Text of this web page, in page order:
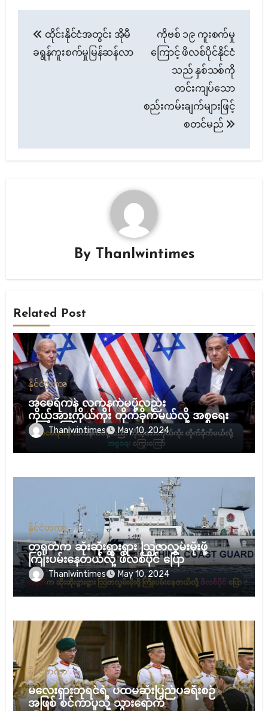
navigation
ထိုင်းနိုင်ငံအတွင်း အိုမီ
ခရွန်ကူးစက်မှုမြန်ဆန်လာ
ကိုဗစ် ၁၉ ကူးစက်မှု
ကြောင့် ဖိလစ်ပိုင်နိုင်ငံ
သည် နှစ်သစ်ကို
တင်းကျပ်သော
စည်းကမ်းချက်များဖြင့်
စတင်မည်
By Thanlwintimes
Related Post
နိုင်ငံတကာ
အမေရိကန် လက်နက်မပို့လည်း
ကိုယ့်အားကိုယ်ကိုး တိုက်ခိုက်မယ်လို့ အစ္စရေး
ကြွေးကြော်
Thanlwintimes May 10, 2024
နိုင်ငံတကာ
တရုတ်က ဆိုးဆိုးရွားရွား သြဇာလွှမ်းမိုးဖို့
ကြိုးပမ်းနေတယ်လို့ ဖိလစ်ပိုင် ပြော
Thanlwintimes May 10, 2024
နိုင်ငံတကာ
မလေးရှားဘုရင်ရဲ့ ပထမဆုံးပြည်ပခရီးစဉ်
အဖြစ် စင်ကာပူသို့ သွားရောက်